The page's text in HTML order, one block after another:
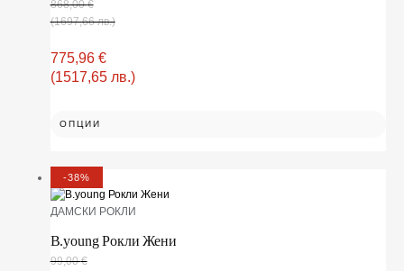
868,00€
(1697,66 лв.)
775,96 €
(1517,65 лв.)
ОПЦИИ
-38%
ДАМСКИ РОКЛИ
B.young Рокли Жени
99,00€